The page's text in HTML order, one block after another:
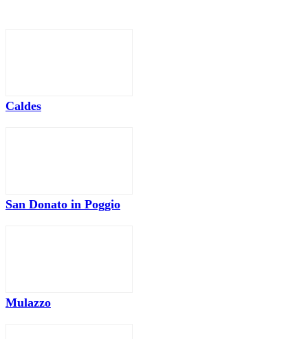
Caldes
San Donato in Poggio
Mulazzo